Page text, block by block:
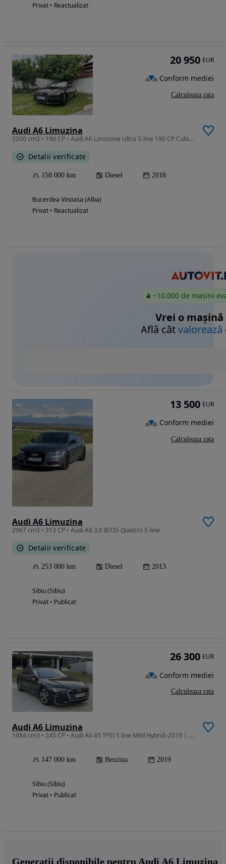
Privat • Reactualizat
Audi A6 Limuzina
2000 cm3 • 190 CP • Audi A6 Limoisine Ultra S-line 190 CP Culoare deosebită, maro
Detalii verificate
158 000 km Diesel 2018
Bucerdea Vinoasa (Alba)
Privat • Reactualizat
20 950 EUR
Conform mediei
Calculeaza rata
~10.000 de mașini
Vrei o mașină
Află câtvalorează
Audi A6 Limuzina
2967 cm3 • 313 CP • Audi A6 3.0 BiTDi Quatrro S-line
Detalii verificate
253 000 km Diesel 2013
Sibiu (Sibiu)
Privat • Publicat
13 500 EUR
Conform mediei
Calculeaza rata
Audi A6 Limuzina
1984 cm3 • 245 CP • Audi A6 45 TFSI S line Mild Hybrid–2019 | Germania | echipare premium
147 000 km Benzina 2019
Sibiu (Sibiu)
Privat • Publicat
26 300 EUR
Conform mediei
Calculeaza rata
Generații disponibile pentru Audi A6 Limuzina